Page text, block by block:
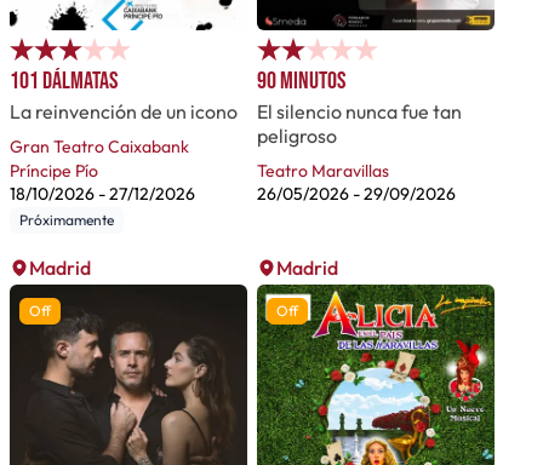
101 Dálmatas
La reinvención de un icono
Gran Teatro Caixabank
Príncipe Pío
18/10/2026 -27/12/2026
Próximamente
90 minutos
El silencio nunca fue tan
peligroso
Teatro Maravillas
26/05/2026 -29/09/2026
Madrid
Off
Madrid
Off